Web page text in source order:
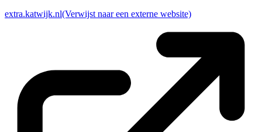
extra.katwijk.nl(Verwijst naar een externe website)